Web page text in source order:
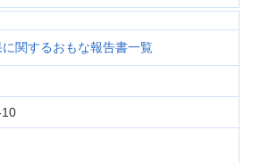
関するおもな報告書一覧